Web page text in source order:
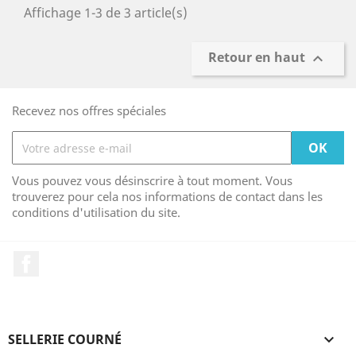
Affichage 1-3 de 3 article(s)
Retour en haut 
Recevez nos offres spéciales
Vous pouvez vous désinscrire à tout moment. Vous
trouverez pour cela nos informations de contact dans les
conditions d'utilisation du site.
SELLERIE COURNÉ 